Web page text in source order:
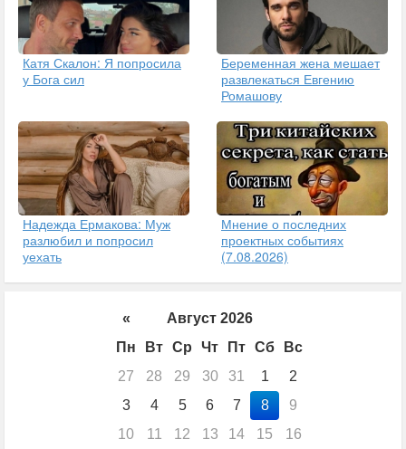
Катя Скалон: Я попросила
у Бога сил
Беременная жена мешает
развлекаться Евгению
Ромашову
Надежда Ермакова: Муж
разлюбил и попросил
уехать
Мнение о последних
проектных событиях
(7.08.2026)
«
Август 2026
Пн
Вт Ср Чт Пт Сб
Вс
27
28 29 30 31 1
2
3
4 5 6 7 8
9
10
11 12 13 14 15 16